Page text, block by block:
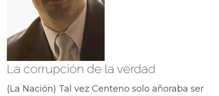
La corrupción de la verdad
(La Nación) Tal vez Centeno solo añoraba ser